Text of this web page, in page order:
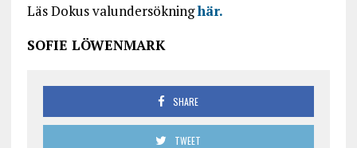
Läs Dokus valundersökninghär.
SOFIE LÖWENMARK
SHARE
TWEET